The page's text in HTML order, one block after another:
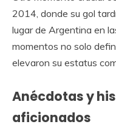
2014, donde su gol
lugar de Argentina en
momentos no solo
elevaron su estatus
Anécdotas y
aficionados